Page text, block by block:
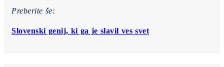
Preberite še:
Slovenski genij, ki ga je slavil ves svet